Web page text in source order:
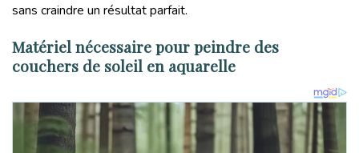
sans craindre un résultat parfait.
Matériel nécessaire pour peindre des
couchers de soleil en aquarelle